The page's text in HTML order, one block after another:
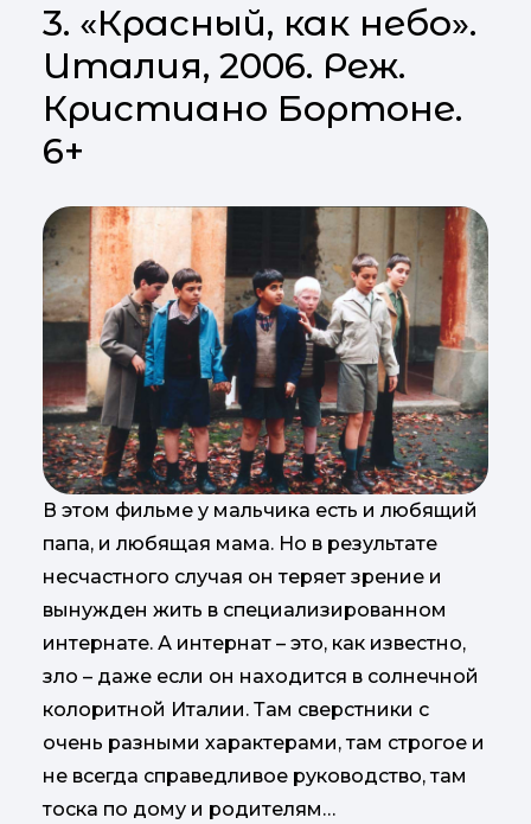
3. «Красный, как небо».
Италия, 2006. Реж.
Кристиано Бортоне.
6+
В этом фильме у мальчика есть и любящий
папа, и любящая мама. Но в результате
несчастного случая он теряет зрение и
вынужден жить в специализированном
интернате. А интернат – это, как известно,
зло – даже если он находится в солнечной
колоритной Италии. Там сверстники с
очень разными характерами, там строгое и
не всегда справедливое руководство, там
тоска по дому и родителям…